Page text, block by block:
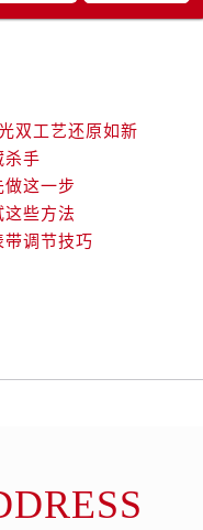
双工艺还原如新
杀手
这一步
些方法
调节技巧